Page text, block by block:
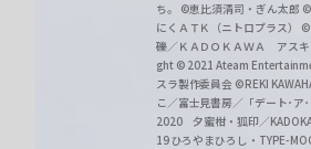
ち。
©恵比須清司・ぎん太郎
にくＡＴＫ（ニトロプラス） ©
礫／ＫＡＤＯＫＡＷＡ アスキ
ght © 2021 Ateam
スラ製作委員会 ©REKI
こ／富士見書房／「デート･ア
2020 夕蜜柑・狐印／
19 ひろやまひろし・TYPE-